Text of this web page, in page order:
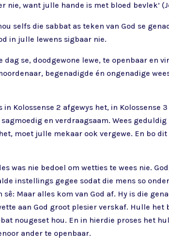
want julle hande is met bloed bevlek’
selfs die sabbat as teken van God se
in julle lewens sigbaar nie.
se, doodgewone lewe, te openbaar en
begenadigde én ongenadige wees
Kolossense 2 afgewys het, in Kolossense
en verdraagsaam. Wees
moet julle mekaar ook vergewe. En bo
was nie bedoel om wetties te wees nie.
instellings gegee sodat die mens so
Maar alles kom van God af. Hy is die
aan God groot plesier verskaf. Hulle het
nougeset hou. En in hierdie proses het
ander te openbaar.